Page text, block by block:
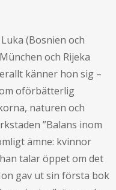
(Bosnien och
och Rijeka
känner hon sig –
oförbätterlig
naturen och
”Balans inom
ämne: kvinnor
talar öppet om det
gav ut sin första bok